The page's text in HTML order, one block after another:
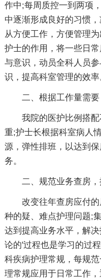
作中;每周质控一到两项
中逐渐形成良好的习惯
从方便工作，方便管理
护士的作用，将一些日
与意识，动员全科人员
识，提高科室管理的效率
二、根据工作量需要
我院的医护比例搭
重;护士长根据科室病人
源，弹性排班，以达到
务。
二、规范业务查房，
改变往年查房应付
种的疑、难点护理问题;
达到提高业务水平，解
论的'过程也是学习的过
科疾病护理常规，每规
理常规应用于日常工作，